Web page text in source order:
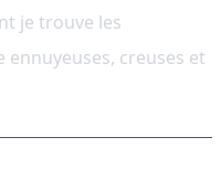
je trouve les
ennuyeuses, creuses et